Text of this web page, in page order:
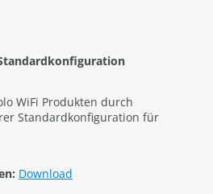
WiFi Produkten durch
Standardkonfiguration für
Download